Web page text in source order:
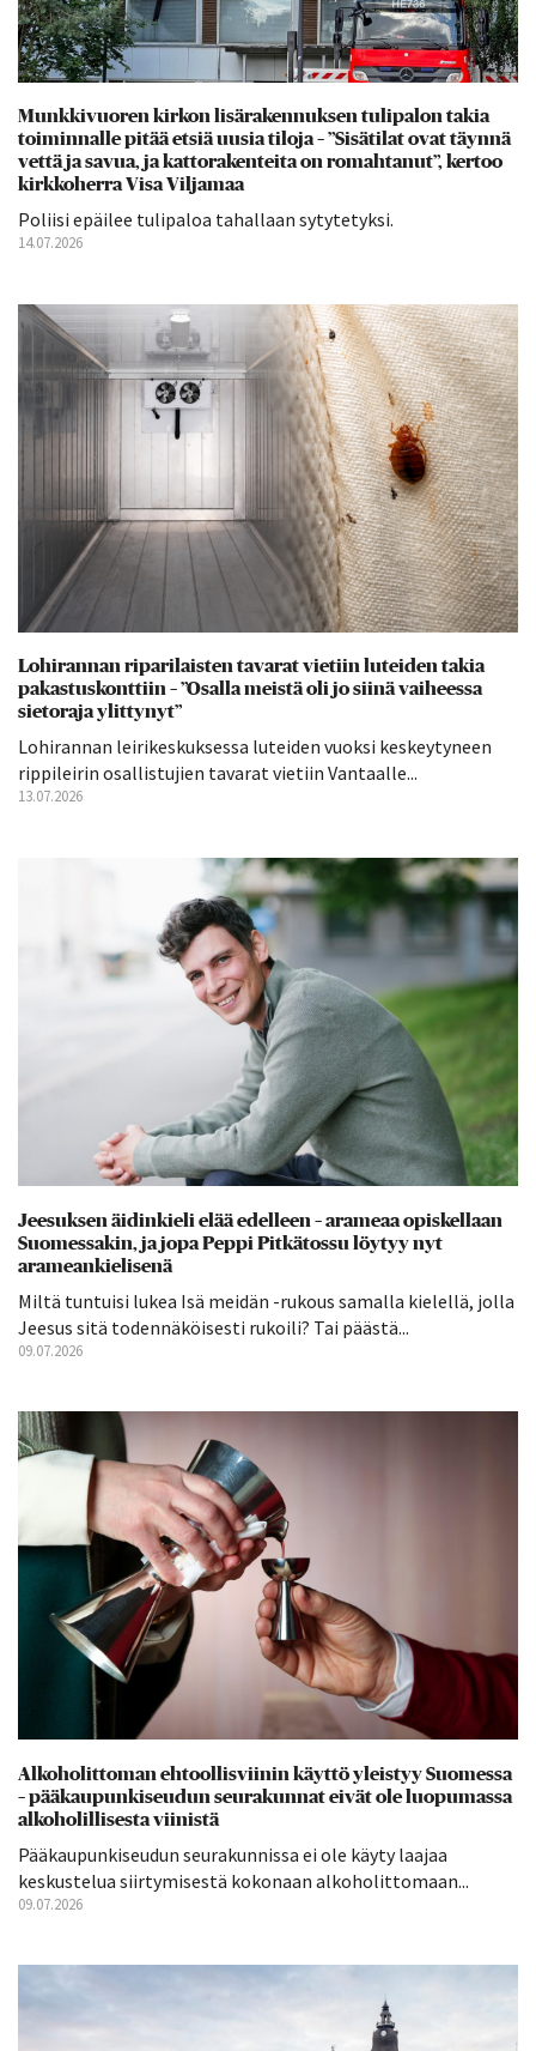
Munkkivuoren kirkon lisärakennuksen tulipalon takia
toiminnalle pitää etsiä uusia tiloja – ”Sisätilat ovat täynnä
vettä ja savua, ja kattorakenteita on romahtanut”, kertoo
kirkkoherra Visa Viljamaa
Poliisi epäilee tulipaloa tahallaan sytytetyksi.
14.07.2026
Lohirannan riparilaisten tavarat vietiin luteiden takia
pakastuskonttiin – ”Osalla meistä oli jo siinä vaiheessa
sietoraja ylittynyt”
Lohirannan leirikeskuksessa luteiden vuoksi keskeytyneen
rippileirin osallistujien tavarat vietiin Vantaalle...
13.07.2026
Jeesuksen äidinkieli elää edelleen – arameaa opiskellaan
Suomessakin, ja jopa Peppi Pitkätossu löytyy nyt
arameankielisenä
Miltä tuntuisi lukea Isä meidän -rukous samalla kielellä, jolla
Jeesus sitä todennäköisesti rukoili? Tai päästä...
09.07.2026
Alkoholittoman ehtoollisviinin käyttö yleistyy Suomessa
– pääkaupunkiseudun seurakunnat eivät ole luopumassa
alkoholillisesta viinistä
Pääkaupunkiseudun seurakunnissa ei ole käyty laajaa
keskustelua siirtymisestä kokonaan alkoholittomaan...
09.07.2026